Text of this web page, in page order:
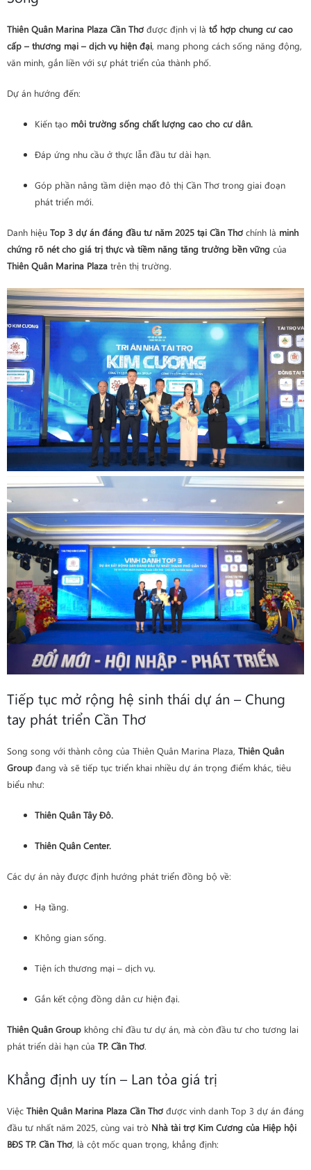
Thiên Quân Marina Plaza Cần Thơ được định vị là tổ hợp chung cư cao
cấp – thương mại – dịch vụ hiện đại, mang phong cách sống năng động,
văn minh, gắn liền với sự phát triển của thành phố.
Dự án hướng đến:
Kiến tạo môi trường sống chất lượng cao cho cư dân.
Đáp ứng nhu cầu ở thực lẫn đầu tư dài hạn.
Góp phần nâng tầm diện mạo đô thị Cần Thơ trong giai đoạn
phát triển mới.
Danh hiệu Top 3 dự án đáng đầu tư năm 2025 tại Cần Thơ chính là minh
chứng rõ nét cho giá trị thực và tiềm năng tăng trưởng bền vững của
Thiên Quân Marina Plaza trên thị trường.
Tiếp tục mở rộng hệ sinh thái dự án – Chung
tay phát triển Cần Thơ
Song song với thành công của Thiên Quân Marina Plaza, Thiên Quân
Group đang và sẽ tiếp tục triển khai nhiều dự án trọng điểm khác, tiêu
biểu như:
Thiên Quân Tây Đô.
Thiên Quân Center.
Các dự án này được định hướng phát triển đồng bộ về:
Hạ tầng.
Không gian sống.
Tiện ích thương mại – dịch vụ.
Gắn kết cộng đồng dân cư hiện đại.
Thiên Quân Group không chỉ đầu tư dự án, mà còn đầu tư cho tương lai
phát triển dài hạn của TP. Cần Thơ.
Khẳng định uy tín – Lan tỏa giá trị
Việc Thiên Quân Marina Plaza Cần Thơ được vinh danh Top 3 dự án đáng
đầu tư nhất năm 2025, cùng vai trò Nhà tài trợ Kim Cương của Hiệp hội
BĐS TP. Cần Thơ, là cột mốc quan trọng, khẳng định: